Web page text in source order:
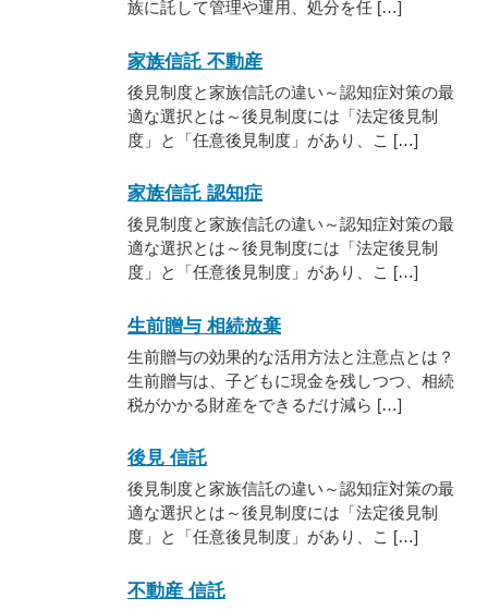
族に託して管理や運用、処分を任 […]
家族信託 不動産
後見制度と家族信託の違い～認知症対策の最
適な選択とは～後見制度には「法定後見制
度」と「任意後見制度」があり、こ […]
家族信託 認知症
後見制度と家族信託の違い～認知症対策の最
適な選択とは～後見制度には「法定後見制
度」と「任意後見制度」があり、こ […]
生前贈与 相続放棄
生前贈与の効果的な活用方法と注意点とは？
生前贈与は、子どもに現金を残しつつ、相続
税がかかる財産をできるだけ減ら […]
後見 信託
後見制度と家族信託の違い～認知症対策の最
適な選択とは～後見制度には「法定後見制
度」と「任意後見制度」があり、こ […]
不動産 信託